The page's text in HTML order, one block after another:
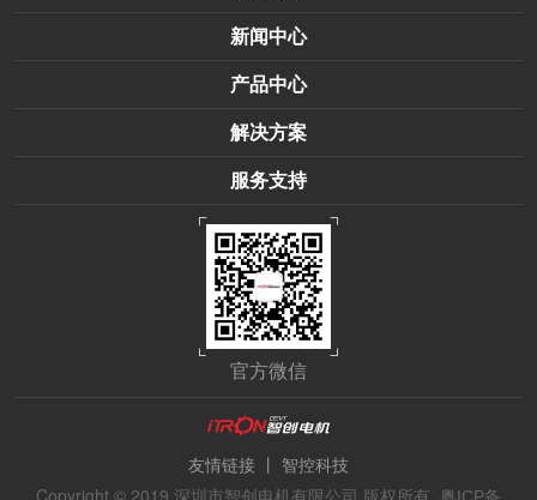
新闻中心
产品中心
解决方案
服务支持
官方微信
友情链接 丨 智控科技
Copyright © 2019 深圳市智创电机有限公司 版权所有